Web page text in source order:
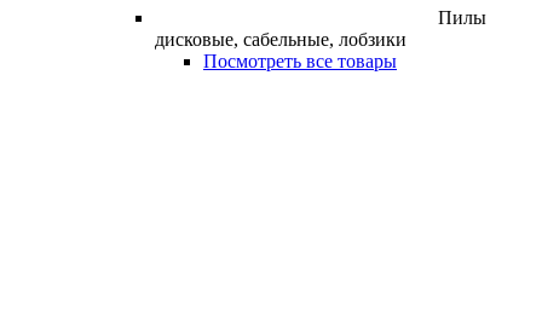
Пилы
дисковые, сабельные, лобзики
Посмотреть все товары